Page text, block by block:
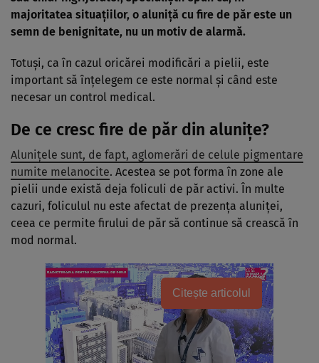
majoritatea situațiilor, o aluniță cu fire de păr este un
semn de benignitate, nu un motiv de alarmă.
Totuși, ca în cazul oricărei modificări a pielii, este
important să înțelegem ce este normal și când este
necesar un control medical.
De ce cresc fire de păr din alunițe?
Alunițele sunt, de fapt, aglomerări de celule pigmentare
numite melanocite. Acestea se pot forma în zone ale
pielii unde există deja foliculi de păr activi. În multe
cazuri, foliculul nu este afectat de prezența aluniței,
ceea ce permite firului de păr să continue să crească în
mod normal.
Citește articolul